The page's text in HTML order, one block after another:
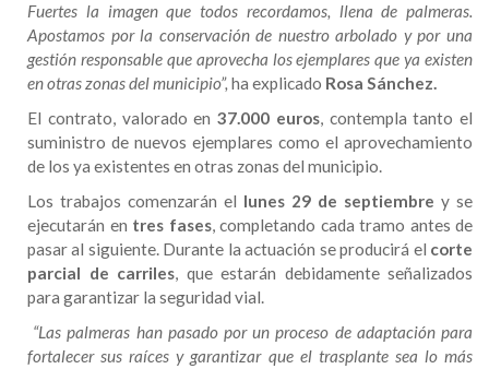
Fuertes la imagen que todos recordamos, llena de palmeras.
Apostamos por la conservación de nuestro arbolado y por una
gestión responsable que aprovecha los ejemplares que ya existen
en otras zonas del municipio”, ha explicado Rosa Sánchez.
El contrato, valorado en 37.000 euros, contempla tanto el
suministro de nuevos ejemplares como el aprovechamiento
de los ya existentes en otras zonas del municipio.
Los trabajos comenzarán el lunes 29 de septiembre y se
ejecutarán en tres fases, completando cada tramo antes de
pasar al siguiente. Durante la actuación se producirá el corte
parcial de carriles, que estarán debidamente señalizados
para garantizar la seguridad vial.
“Las palmeras han pasado por un proceso de adaptación para
fortalecer sus raíces y garantizar que el trasplante sea lo más